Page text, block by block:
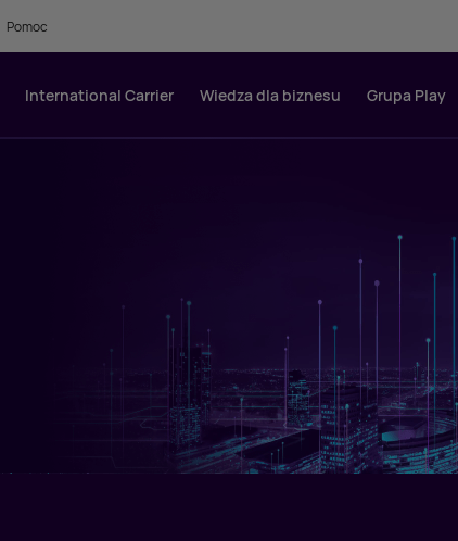
Pomoc
International Carrier Wiedza dla biznesu Grupa Play